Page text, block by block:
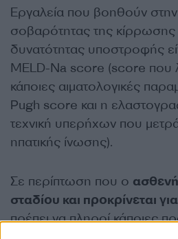
Εργαλεία που βοηθούν στην
σοβαρότητας της κίρρωσης
δυνατότητας υποστροφής
MELD-Na score (score που
κάποιες αιματολογικές
Pugh score και η
τεχνική υπερήχων που
ηπατικής ίνωσης).
Σε περίπτωση που ο
σταδίου και προκρίνεται
πρέπει να πληροί κάποιες